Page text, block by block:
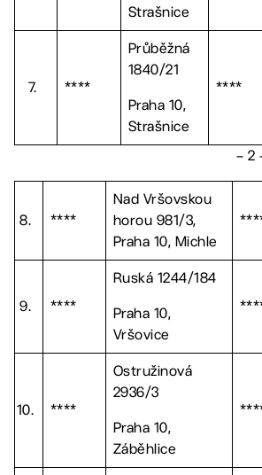
Strašnice
7. ****
Průběžná
1840/21
Praha 10,
Strašnice
****
– 2
8. ****
Nad Vršovskou
horou 981/3,
Praha 10, Michle
9. ****
Ruská 1244/184
Praha 10,
Vršovice
10. ****
Ostružinová
2936/3
Praha 10,
Záběhlice